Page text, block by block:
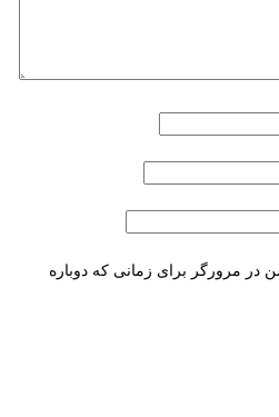
در مرورگر برای زمانی که دوباره